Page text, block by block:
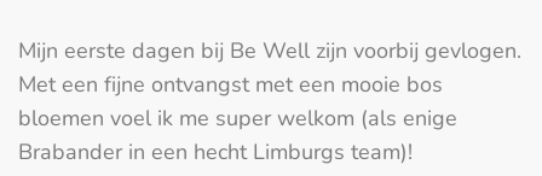
Mijn eerste dagen bij Be Well zijn voorbij gevlogen.
Met een fijne ontvangst met een mooie bos
bloemen voel ik me super welkom (als enige
Brabander in een hecht Limburgs team)!